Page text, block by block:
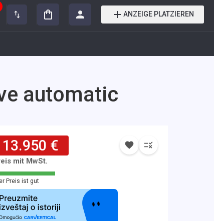
ANZEIGE PLATZIEREN
automatic
13.950 €
mit MwSt.
Preis ist gut